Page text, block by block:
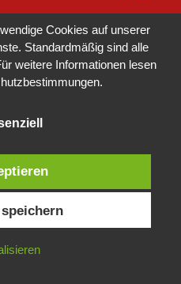
Cookies auf unserer
Standardmäßig sind alle
weitere Informationen lesen
.